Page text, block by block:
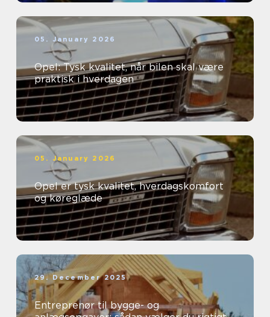
05. January 2026
Opel: Tysk kvalitet, når bilen skal være
praktisk i hverdagen
05. January 2026
Opel er tysk kvalitet, hverdagskomfort
og køreglæde
29. December 2025
Entreprenør til bygge- og